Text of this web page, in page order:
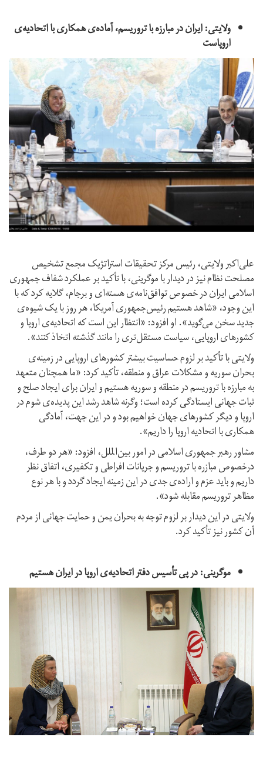
ولایتی: ایران در مبارزه با تروریسم، آماده‌ی همکاری با اتحادیه‌ی
اروپاست
علی‌اکبر ولایتی، رئیس مرکز تحقیقات استراتژیک مجمع تشخیص
مصلحت نظام نیز در دیدار با موگرینی، با تأکید بر عملکرد شفاف جمهوری
اسلامی ایران در خصوص توافق‌نامه‌ی هسته‌ای و برجام، گلایه کرد که با
این وجود، «شاهد هستیم رئیس‌جمهوری آمریکا، هر روز با یک شیوه‌ی
جدید سخن می‌گوید». او افزود: «انتظار این است که اتحادیه‌ی اروپا و
کشورهای اروپایی، سیاست مستقل‌تری را مانند گذشته اتخاذ کنند».
ولایتی با تأکید بر لزوم حساسیت بیشتر کشورهای اروپایی در زمینه‌ی
بحران سوریه و مشکلات عراق و منطقه، تأکید کرد: «ما همچنان متعهد
به مبارزه با تروریسم در منطقه و سوریه هستیم و ایران برای ایجاد صلح و
ثبات جهانی ایستادگی کرده است؛ وگرنه شاهد رشد این پدیده‌ی شوم در
اروپا و دیگر کشورهای جهان خواهیم بود و در این جهت، آمادگی
همکاری با اتحادیه اروپا را داریم».
مشاور رهبر جمهوری اسلامی در امور بین‌الملل، افزود: «هر دو طرف،
درخصوص مبازره با تروریسم و جریانات افراطی و تکفیری، اتفاق نظر
داریم و باید عزم و اراده‌ی جدی در این زمینه ایجاد گردد و با هر نوع
مظاهر تروریسم مقابله شود».
ولایتی در این دیدار بر لزوم توجه به بحران یمن و حمایت جهانی از مردم
آن کشور نیز تأکید کرد.
موگرینی: در پی تأسیس دفتر اتحادیه‌ی اروپا در ایران هستیم